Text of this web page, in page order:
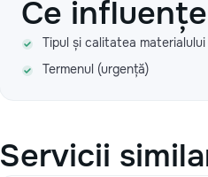
Ce
Tipul și calitatea materialului
Termenul (urgență)
Servicii